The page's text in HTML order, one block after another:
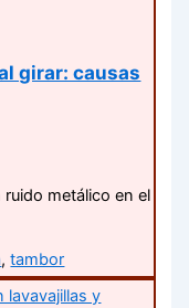
girar: causas
metálico en el
,tambor